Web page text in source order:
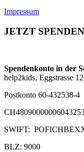
Impressum
JETZT SPENDEN
Spendenkonto in der
help2kids, Eggstrasse
Postkonto 60-432538-4
SWIFT:
BLZ: 9000